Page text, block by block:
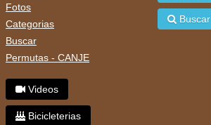
Fotos
Categorias
Buscar
Permutas - CANJE
Videos
Bicicleterias
Buscar